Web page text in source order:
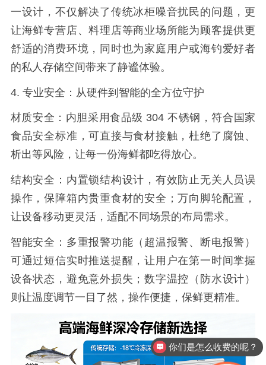
一设计，不仅解决了传统冰柜噪音扰民的问题，更
让海鲜专营店、料理店等商业场所能为顾客提供更
舒适的消费环境，同时也为家庭用户或海钓爱好者
的私人存储空间带来了静谧体验。
4. 专业安全：从硬件到智能的全方位守护
材质安全：内胆采用食品级 304不锈钢，符合国家
食品安全标准，可直接与食材接触，杜绝了腐蚀、
析出等风险，让每一份海鲜都吃得放心。
结构安全：内置锁结构设计，有效防止无关人员误
操作，保障箱内贵重食材的安全；万向脚轮配置，
让设备移动更灵活，适配不同场景的布局需求。
智能安全：多重报警功能（超温报警、断电报警）
可通过短信实时推送提醒，让用户在第一时间掌握
设备状态，避免意外损失；数字温控（防水设计）
则让温度调节一目了然，操作便捷，保鲜更精准。
你们是怎么收费的呢？
现在有优惠活动么？